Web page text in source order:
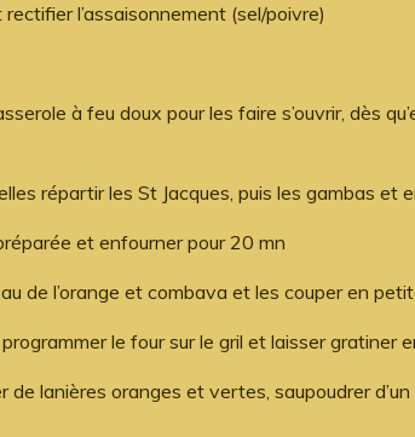
l’assaisonnement (sel/poivre)
à feu doux pour les faire s’ouvrir, dès
répartir les St Jacques, puis les gambas et
et enfourner pour 20 mn
de l’orange et combava et les couper en
le four sur le gril et laisser gratiner
lanières oranges et vertes, saupoudrer